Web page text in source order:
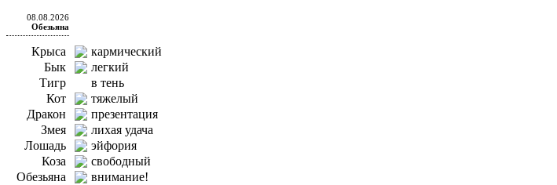
08.08.2026
Обезьяна
Крыса
кармический
Бык
легкий
Тигр
в тень
Кот
тяжелый
Дракон
презентация
Змея
лихая удача
Лошадь
эйфория
Коза
свободный
Обезьяна
внимание!